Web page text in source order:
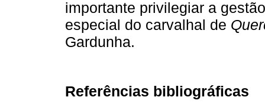
importante privilegiar a
especial do carvalhal de
Gardunha.
Referências bibliográficas